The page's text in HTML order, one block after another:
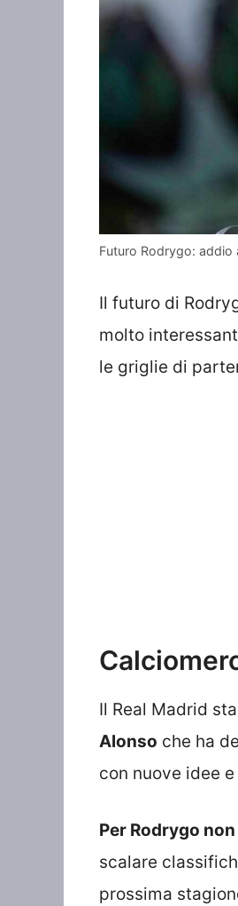
Futuro Rodrygo: addio
Il futuro di
molto
le griglie di
Il Real Madrid
Alonso che ha
con nuove idee
Per Rodrygo non
scalare
prossima